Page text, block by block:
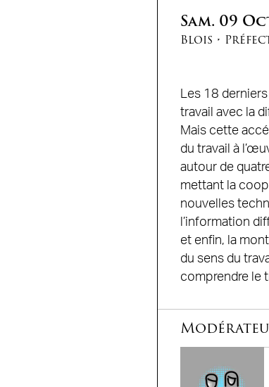
Sam. 09
Blois •
Les 18
travail avec la
Mais cette
du travail à
autour de
mettant la
nouvelles
l’information
et enfin, la
du sens du
comprendre le